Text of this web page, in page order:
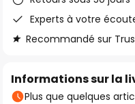
Experts à votre
Recommandé sur
Informations sur la
Plus que quelques